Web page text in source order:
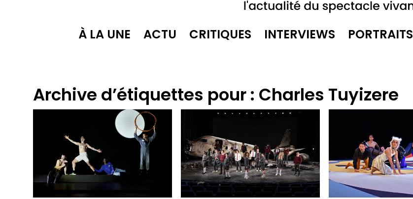
À LA UNE ACTU CRITIQUES INTERVIEWS PORTRAITS
Archive d’étiquettes pour : Charles Tuyizere